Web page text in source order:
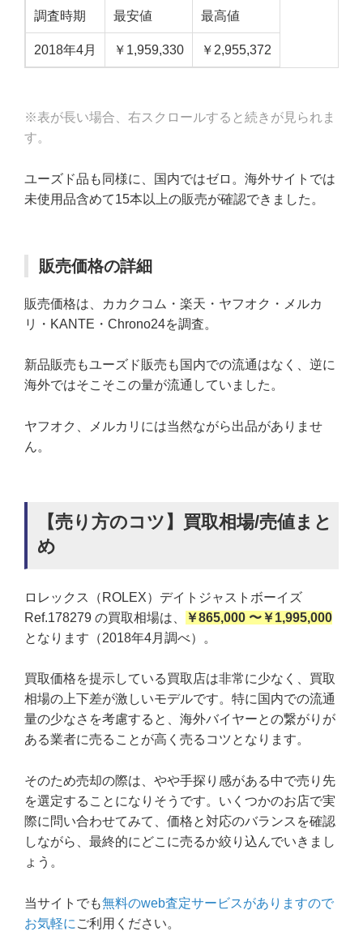
調査時期 最安値 最高値
2018年4月 ￥1,959,330 ￥2,955,372
※表が長い場合、右スクロールすると続きが見られま
す。
ユーズド品も同様に、国内ではゼロ。海外サイトでは
未使用品含めて15本以上の販売が確認できました。
販売価格の詳細
販売価格は、カカクコム・楽天・ヤフオク・メルカ
リ・KANTE・Chrono24を調査。
新品販売もユーズド販売も国内での流通はなく、逆に
海外ではそこそこの量が流通していました。
ヤフオク、メルカリには当然ながら出品がありませ
ん。
【売り方のコツ】買取相場/売値まと
め
ロレックス（ROLEX）デイトジャストボーイズ
Ref.178279 の買取相場は、
￥865,000 〜￥1,995,000
となります（2018年4月調べ）。
買取価格を提示している買取店は非常に少なく、買取
相場の上下差が激しいモデルです。特に国内での流通
量の少なさを考慮すると、海外バイヤーとの繋がりが
ある業者に売ることが高く売るコツとなります。
そのため売却の際は、やや手探り感がある中で売り先
を選定することになりそうです。いくつかのお店で実
際に問い合わせてみて、価格と対応のバランスを確認
しながら、最終的にどこに売るか絞り込んでいきまし
ょう。
当サイトでも無料のweb査定サービスがありますので
お気軽に ご利用ください。